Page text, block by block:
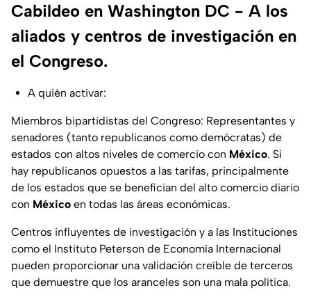
Cabildeo en Washington DC - A los
aliados y centros de investigación en
el Congreso.
A quién activar:
Miembros bipartidistas del Congreso: Representantes y
senadores (tanto republicanos como demócratas) de
estados con altos niveles de comercio con México. Si
hay republicanos opuestos a las tarifas, principalmente
de los estados que se benefician del alto comercio diario
con México en todas las áreas económicas.
Centros influyentes de investigación y a las Instituciones
como el Instituto Peterson de Economía Internacional
pueden proporcionar una validación creíble de terceros
que demuestre que los aranceles son una mala política.